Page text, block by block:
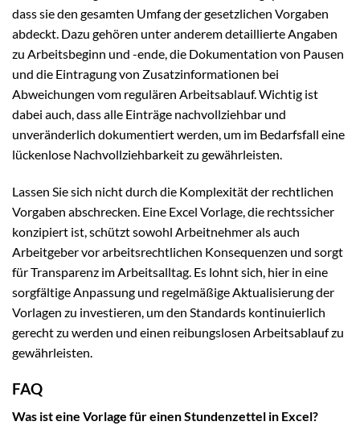
dass sie den gesamten Umfang der gesetzlichen Vorgaben
abdeckt. Dazu gehören unter anderem detaillierte Angaben
zu Arbeitsbeginn und -ende, die Dokumentation von Pausen
und die Eintragung von Zusatzinformationen bei
Abweichungen vom regulären Arbeitsablauf. Wichtig ist
dabei auch, dass alle Einträge nachvollziehbar und
unveränderlich dokumentiert werden, um im Bedarfsfall eine
lückenlose Nachvollziehbarkeit zu gewährleisten.
Lassen Sie sich nicht durch die Komplexität der rechtlichen
Vorgaben abschrecken. Eine Excel Vorlage, die rechtssicher
konzipiert ist, schützt sowohl Arbeitnehmer als auch
Arbeitgeber vor arbeitsrechtlichen Konsequenzen und sorgt
für Transparenz im Arbeitsalltag. Es lohnt sich, hier in eine
sorgfältige Anpassung und regelmäßige Aktualisierung der
Vorlagen zu investieren, um den Standards kontinuierlich
gerecht zu werden und einen reibungslosen Arbeitsablauf zu
gewährleisten.
FAQ
Was ist eine Vorlage für einen Stundenzettel in Excel?